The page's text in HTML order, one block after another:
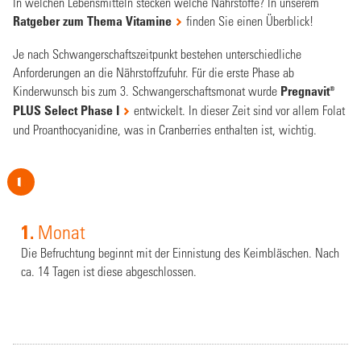
Ratgeber zum Thema Vitamine finden Sie einen Überblick!
Je nach Schwangerschaftszeitpunkt bestehen unterschiedliche
Anforderungen an die Nährstoffzufuhr. Für die erste Phase ab
Kinderwunsch bis zum 3. Schwangerschaftsmonat wurde Pregnavit®
PLUS Select Phase I
entwickelt. In dieser Zeit sind vor allem Folat
und Proanthocyanidine, was in Cranberries enthalten ist, wichtig.
1. 2.
3.4.5.
6.7.8.9.
1. Monat
Die Befruchtung beginnt mit der Einnistung des Keimbläschen. Nach
ca. 14 Tagen ist diese abgeschlossen.